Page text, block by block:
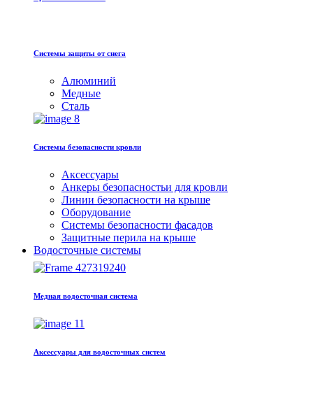
Системы защиты от снега
Алюминий
Медные
Сталь
Системы безопасности кровли
Аксессуары
Анкеры безопасностьи для кровли
Линии безопасности на крыше
Оборудование
Системы безопасности фасадов
Защитные перила на крыше
Водосточные системы
Медная водосточная система
Аксессуары для водосточных систем